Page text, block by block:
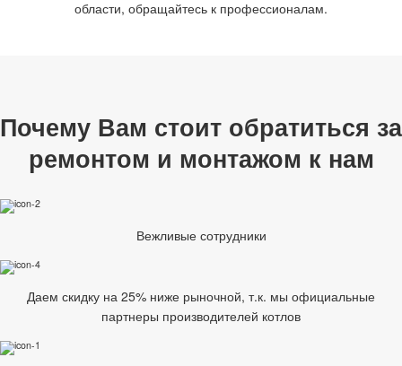
области, обращайтесь к профессионалам.
Почему Вам стоит обратиться за
ремонтом и монтажом к нам
Вежливые сотрудники
Даем скидку на 25% ниже рыночной, т.к. мы официальные
партнеры производителей котлов